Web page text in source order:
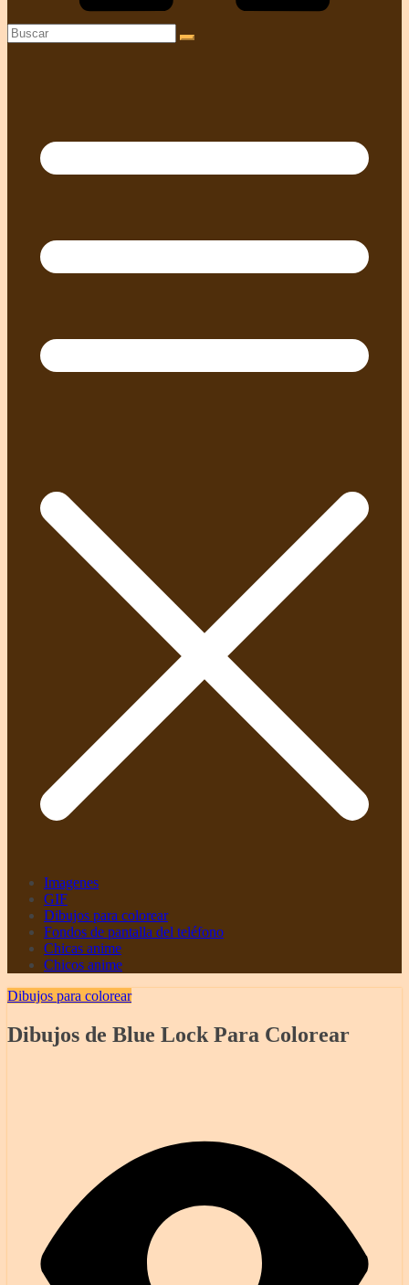
Imagenes
GIF
Dibujos para colorear
Fondos de pantalla del teléfono
Chicas anime
Chicos anime
Dibujos para colorear
Dibujos de Blue Lock Para Colorear